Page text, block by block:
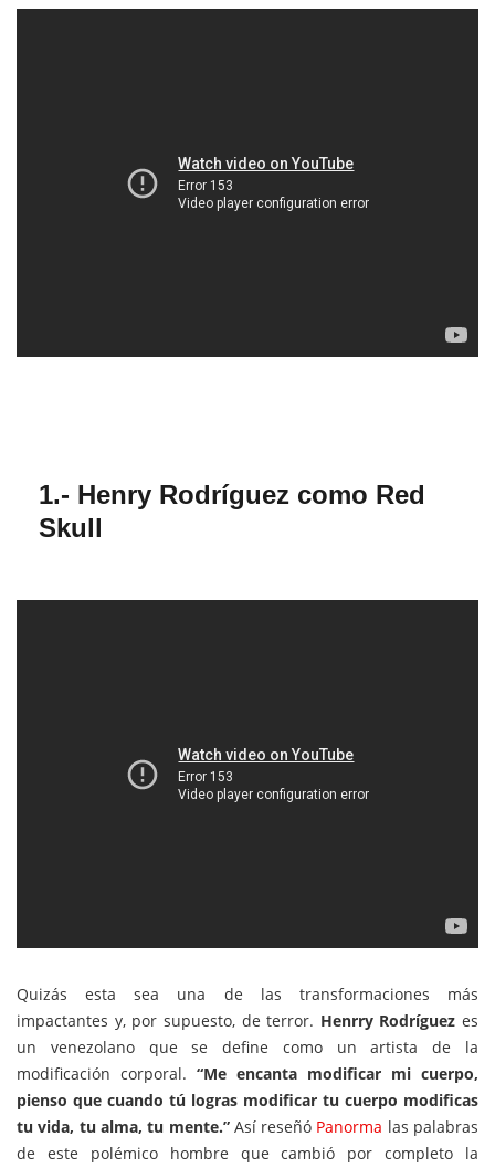
1.- Henry Rodríguez como Red
Skull
Quizás esta sea una de las transformaciones más
impactantes y, por supuesto, de terror. Henrry Rodríguez es
un venezolano que se define como un artista de la
modificación corporal. “Me encanta modificar mi cuerpo,
pienso que cuando tú logras modificar tu cuerpo modificas
tu vida, tu alma, tu mente.” Así reseñó Panorma las palabras
de este polémico hombre que cambió por completo la